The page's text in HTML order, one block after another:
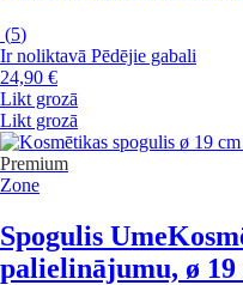
(5)
Ir noliktavā Pēdējie gabali
24,90 €
Likt grozā
Likt grozā
Premium
Zone
Spogulis Ume
palielinājumu, ø 19